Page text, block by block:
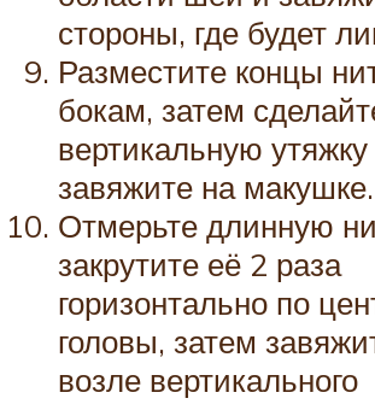
стороны, где будет
Разместите концы
бокам, затем
вертикальную утяжку
завяжите на макушке.
Отмерьте длинную
закрутите её 2 раза
горизонтально по
головы, затем
возле вертикального